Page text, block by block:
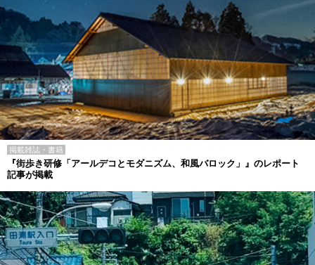
掲載雑誌・書籍
『街歩き研修「アールデコとモダニズム、和風バロック」』のレポート
記事が掲載